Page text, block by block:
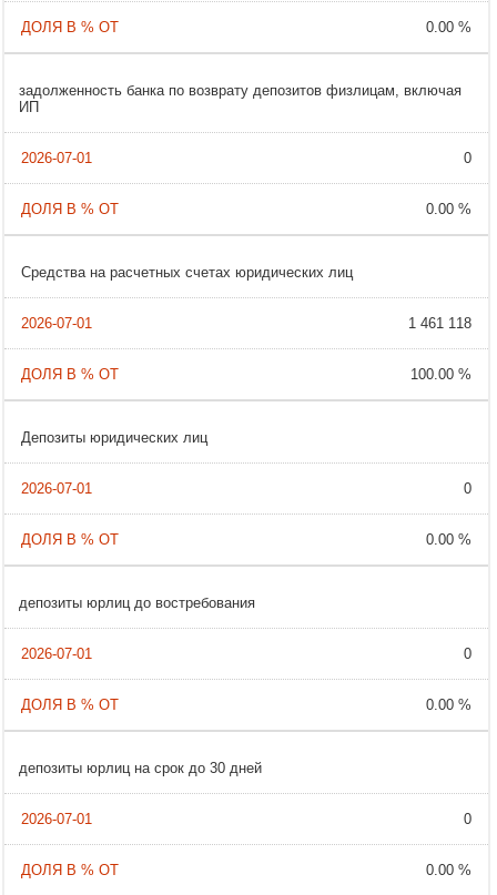
0.00 %
задолженность банка по возврату депозитов физлицам, включая
ИП
0
0.00 %
Cредства на расчетных счетах юридических лиц
1 461 118
100.00 %
Депозиты юридических лиц
0
0.00 %
депозиты юрлиц до востребования
0
0.00 %
депозиты юрлиц на срок до 30 дней
0
0.00 %